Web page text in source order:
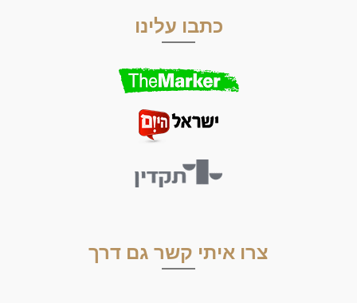
כתבו עלינו
צרו איתי קשר גם דרך